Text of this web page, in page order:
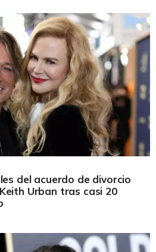
del acuerdo de divorcio
Urban tras casi 20